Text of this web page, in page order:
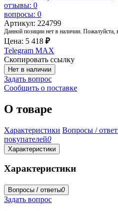
отзывы: 0
вопросы: 0
Артикул: 224799
Данной позиции нет в наличии. Пожалуйста,
Цена: 5 418 ₽
Telegram MAX
Скопировать ссылку
Нет в наличии
Задать вопрос
Сообщить о поставке
О товаре
Характеристики Вопросы /
покупателей0
Характеристики
Характеристики
Вопросы / ответы0
Задать вопрос